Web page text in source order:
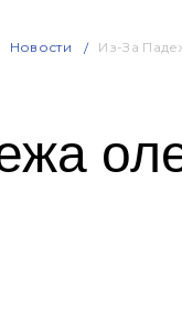
Новости Из-За